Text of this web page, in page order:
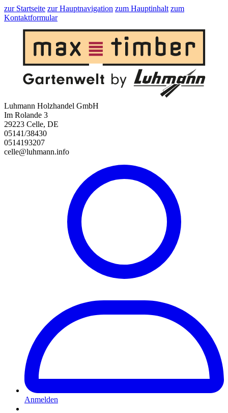
zur Startseite zur Hauptnavigation zum Hauptinhalt zum
Kontaktformular
Luhmann Holzhandel GmbH
Im Rolande 3
29223 Celle, DE
05141/38430
0514193207
celle@luhmann.info
Anmelden